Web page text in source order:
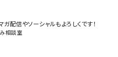
配信やソーシャルもよろしくです！
相談室